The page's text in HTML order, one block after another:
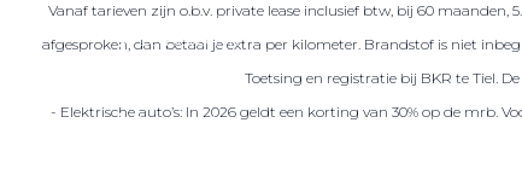
Leasevormen
Lease acties
Vanaf tarieven zijn o.b.v. private lease inclusief btw, bij 60
afgesproken, dan betaal je extra per kilometer. Brandstof is niet
Toetsing en registratie bij BKR te Tiel.
- Elektrische auto’s: In 2026 geldt een korting van 30% op de mrb.